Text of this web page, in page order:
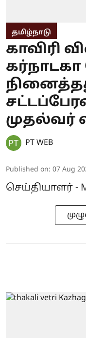
தமிழ்நாடு
காவிரி
முதல்வர்
PT WEB
Published on: 07 Aug
செய்தியாளர் -